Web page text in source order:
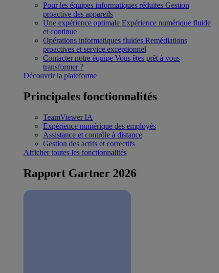
Pour les équipes informatiques réduites Gestion
proactive des appareils
Une expérience optimale Expérience numérique fluide
et continue
Opérations informatiques fluides Remédiations
proactives et service exceptionnel
Contacter notre équipe Vous êtes prêt à vous
transformer ?
Découvrir la plateforme
Principales fonctionnalités
TeamViewer IA
Expérience numérique des employés
Assistance et contrôle à distance
Gestion des actifs et correctifs
Afficher toutes les fonctionnalités
Rapport Gartner 2026